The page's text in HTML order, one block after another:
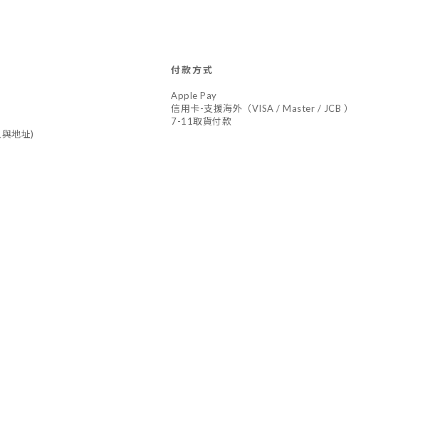
地址)
付款方式
Apple Pay
信用卡-支援海外（VISA / Master / JCB ）
7-11取貨付款